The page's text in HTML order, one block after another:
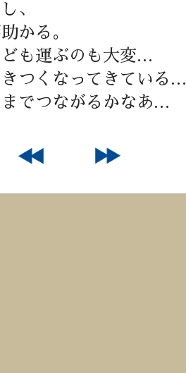
、
かる。
も運ぶのも大変…
つくなってきている…
でつながるかなあ…